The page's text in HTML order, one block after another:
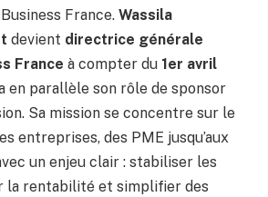
France. Wassila
devient directrice générale
France à compter du 1er avril
en parallèle son rôle de sponsor
Sa mission se concentre sur le
entreprises, des PME jusqu’aux
un enjeu clair : stabiliser les
la rentabilité et simplifier des